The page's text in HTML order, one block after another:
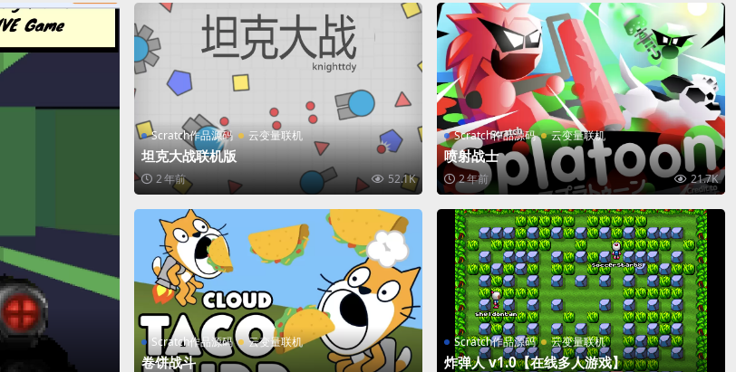
Scratch作品源码 云变量联机
坦克大战联机版
2 年前 52.1K
Scratch作品源码 云变量联机
喷射战士
2 年前 21.7K
Scratch作品源码 云变量联机
卷饼战斗
Scratch作品源码 云变量联机
炸弹人 v1.0【在线多人游戏】